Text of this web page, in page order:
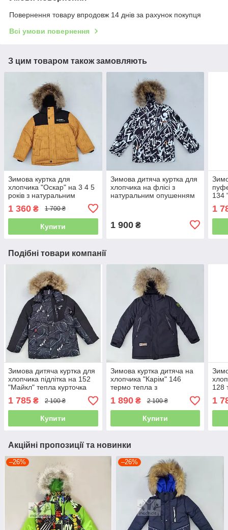
Повернення товару впродовж 14 днів за рахунок покупця
Всі умови повернення
З цим товаром також замовляють
Зимова куртка для
хлопчика "Оскар" на 3 4 5
років з натуральним
опушенням тепла дитяча
1 360 ₴ 1 700 ₴
Купити
Зимова дитяча куртка для
хлопчика на флісі з
натуральним опушенням
1 900₴
134
1
Подібні товари компанії
Зимова дитяча куртка для
хлопчика підлітка на 152
"Майкл" тепла курточка
натуральне хутро
1 785 ₴ 2 100 ₴
Купити
Зимова куртка дитяча на
хлопчика "Карім" 146
термо тепла з
натуральним опушенням
підліткова
1 890₴ 2 100 ₴
Купити
128
1
Акційні пропозиції та новинки
–26% –26%